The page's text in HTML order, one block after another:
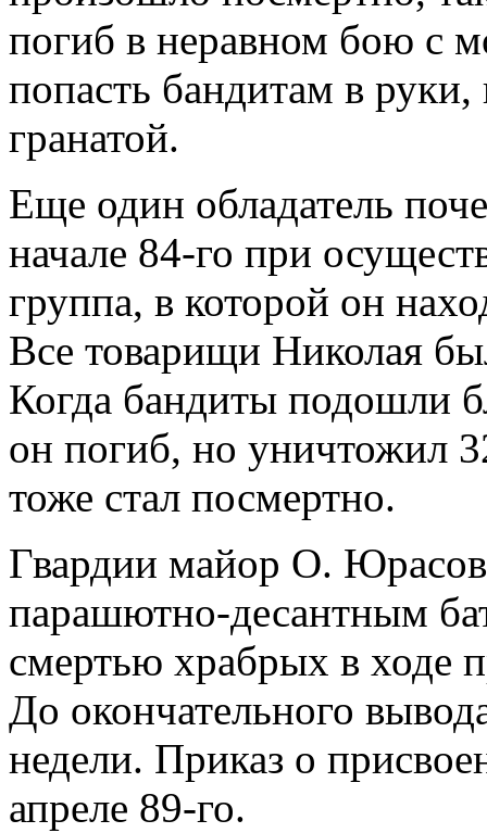
погиб в неравном бою с
попасть бандитам в руки,
гранатой.
Еще один обладатель
начале 84-го при
группа, в которой он
Все товарищи Николая
Когда бандиты подошли
он погиб, но уничтожил
тоже стал посмертно.
Гвардии майор О.
парашютно-десантным
смертью храбрых в ходе
До окончательного
недели. Приказ о
апреле 89-го.